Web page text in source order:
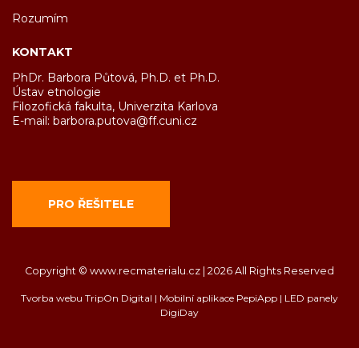
Rozumím
KONTAKT
PhDr. Barbora Půtová, Ph.D. et Ph.D.
Ústav etnologie
Filozofická fakulta, Univerzita Karlova
E-mail: barbora.putova@ff.cuni.cz
PRO ŘEŠITELE
Copyright © www.recmaterialu.cz | 2026 All Rights Reserved
Tvorba webu TripOn Digital | Mobilní aplikace PepiApp | LED panely
DigiDay